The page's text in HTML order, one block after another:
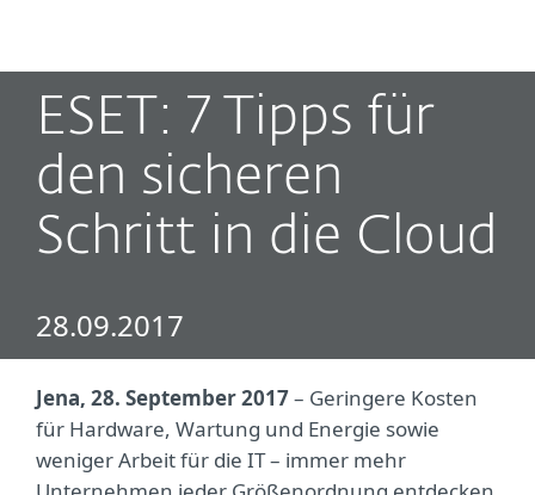
ESET: 7 Tipps für
den sicheren
Schritt in die Cloud
28.09.2017
Jena, 28. September 2017– Geringere Kosten
für Hardware, Wartung und Energie sowie
weniger Arbeit für die IT – immer mehr